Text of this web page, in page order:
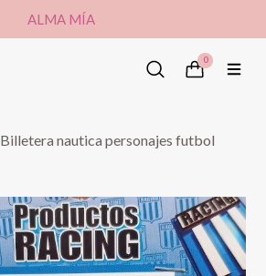
ALMA MÍA
0
Billetera nautica personajes futbol